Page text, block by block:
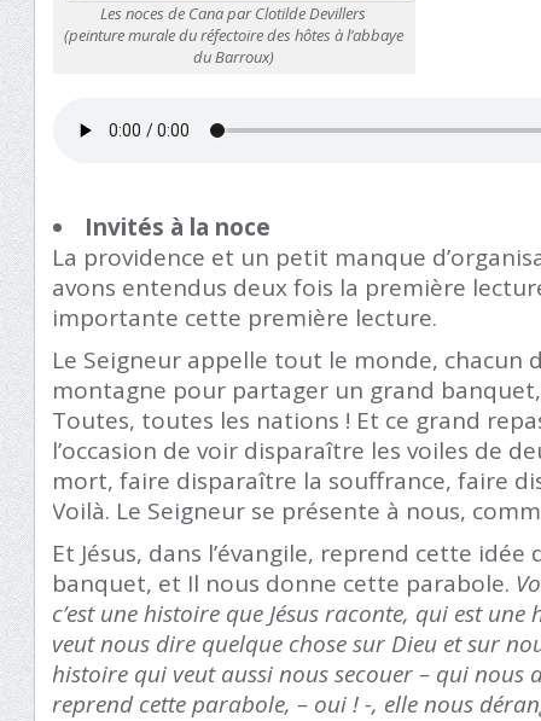
Les noces de Cana par Clotilde Devillers
(peinture murale du réfectoire des hôtes à l’abbaye
du Barroux)
Invités à la noce
La providence et un petit manque
avons entendus deux fois la première
importante cette première lecture.
Le Seigneur appelle tout le monde, chacun
montagne pour partager un grand
Toutes, toutes les nations ! Et ce grand
l’occasion de voir disparaître les voiles de
mort, faire disparaître la souffrance, faire
Voilà. Le Seigneur se présente à nous,
Et Jésus, dans l’évangile, reprend cette idée
banquet, et Il nous donne cette parabole.
c’est une histoire que Jésus raconte, qui est
veut nous dire quelque chose sur Dieu et sur
histoire qui veut aussi nous secouer – qui nous
reprend cette parabole, – oui ! -, elle nous